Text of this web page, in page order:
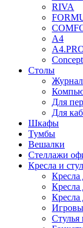
RIVA
A4
Concept
Столы
Для
Для
Шкафы
Тумбы
Вешалки
Стеллажи
Кресла и
Кресла
Кресла
Кресла
Стулья